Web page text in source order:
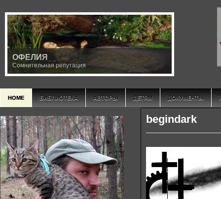
ОФЕЛИЯ
Сомнительная репутация
HOME БИБЛИОТЕКА АВТОРЫ ДЕТЯМ ДОКУМЕНТЫ
begindark